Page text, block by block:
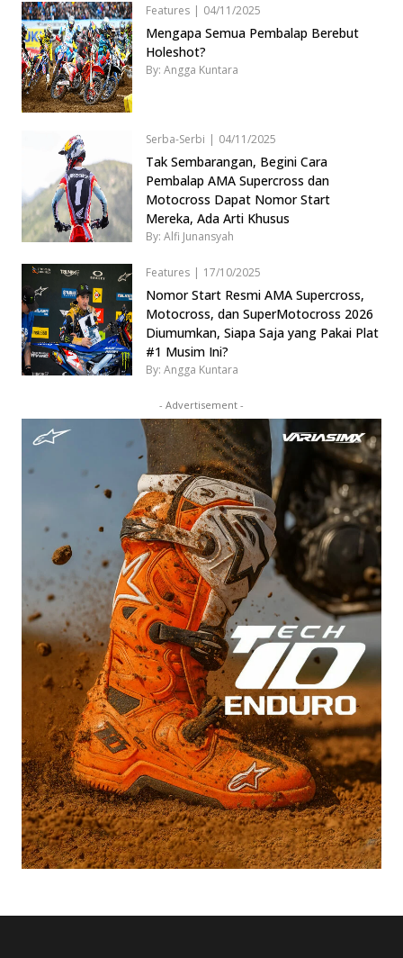
Features | 04/11/2025
Mengapa Semua Pembalap Berebut
Holeshot?
By: Angga Kuntara
Serba-Serbi | 04/11/2025
Tak Sembarangan, Begini Cara
Pembalap AMA Supercross dan
Motocross Dapat Nomor Start
Mereka, Ada Arti Khusus
By: Alfi Junansyah
Features | 17/10/2025
Nomor Start Resmi AMA Supercross,
Motocross, dan SuperMotocross 2026
Diumumkan, Siapa Saja yang Pakai Plat
#1 Musim Ini?
By: Angga Kuntara
- Advertisement -